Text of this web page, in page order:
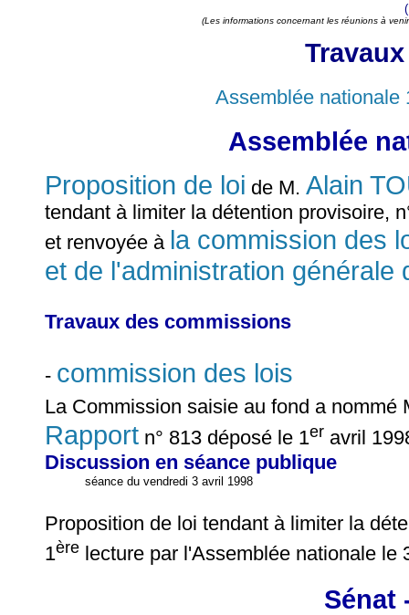
(Les informations concernant les réunions à
Assemblée nationale
Assemblée
Proposition de loi de M. Alain
tendant à limiter la détention provisoire,
et renvoyée à la commission des
et de l'administration générale
Travaux des commissions
- commission des lois
La Commission saisie au fond a nommé
Rapport n° 813 déposé le 1er avril
Discussion en séance publique
séance du vendredi 3 avril 1998
Proposition de loi tendant à limiter la
1ère lecture par l'Assemblée nationale le
Sénat